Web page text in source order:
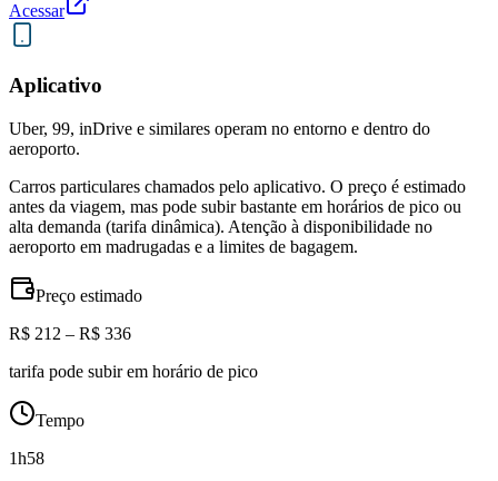
Acessar
Aplicativo
Uber, 99, inDrive e similares operam no entorno e dentro do
aeroporto.
Carros particulares chamados pelo aplicativo. O preço é estimado
antes da viagem, mas pode subir bastante em horários de pico ou
alta demanda (tarifa dinâmica). Atenção à disponibilidade no
aeroporto em madrugadas e a limites de bagagem.
Preço estimado
R$ 212 – R$ 336
tarifa pode subir em horário de pico
Tempo
1h58